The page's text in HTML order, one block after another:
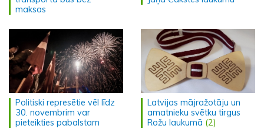
maksas
Politiski represētie vēl līdz
30. novembrim var
pieteikties pabalstam
Latvijas mājražotāju un
amatnieku svētku tirgus
Rožu laukumā (2)